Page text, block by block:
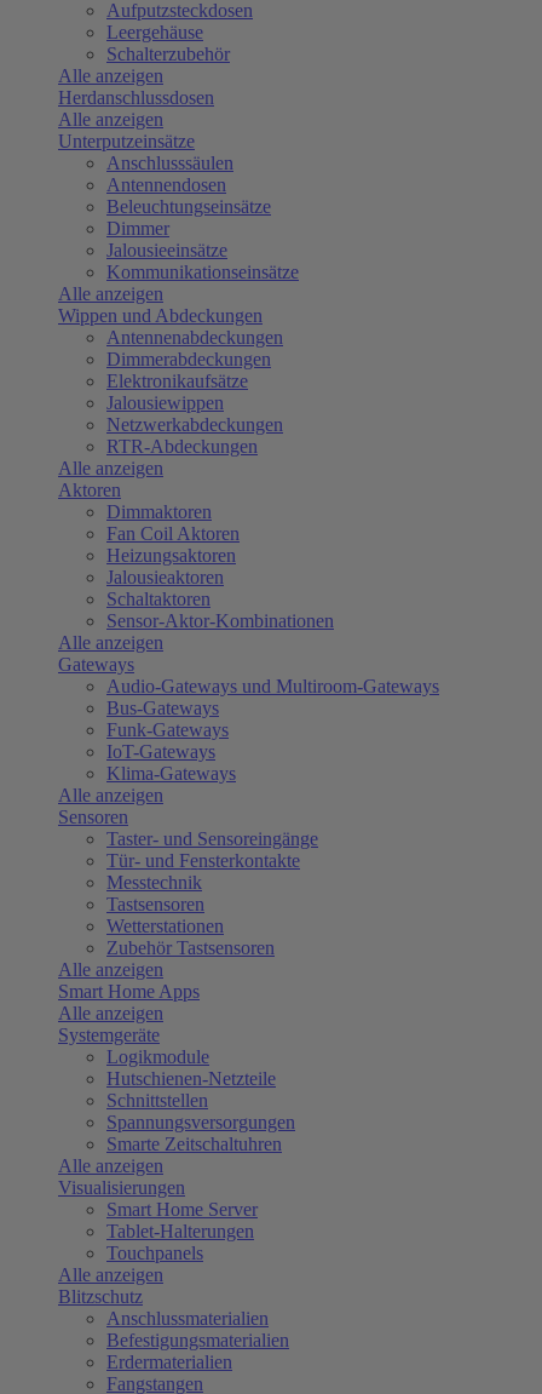
Aufputzsteckdosen
Leergehäuse
Schalterzubehör
Alle anzeigen
Herdanschlussdosen
Alle anzeigen
Unterputzeinsätze
Anschlusssäulen
Antennendosen
Beleuchtungseinsätze
Dimmer
Jalousieeinsätze
Kommunikationseinsätze
Alle anzeigen
Wippen und Abdeckungen
Antennenabdeckungen
Dimmerabdeckungen
Elektronikaufsätze
Jalousiewippen
Netzwerkabdeckungen
RTR-Abdeckungen
Alle anzeigen
Aktoren
Dimmaktoren
Fan Coil Aktoren
Heizungsaktoren
Jalousieaktoren
Schaltaktoren
Sensor-Aktor-Kombinationen
Alle anzeigen
Gateways
Audio-Gateways und Multiroom-Gateways
Bus-Gateways
Funk-Gateways
IoT-Gateways
Klima-Gateways
Alle anzeigen
Sensoren
Taster- und Sensoreingänge
Tür- und Fensterkontakte
Messtechnik
Tastsensoren
Wetterstationen
Zubehör Tastsensoren
Alle anzeigen
Smart Home Apps
Alle anzeigen
Systemgeräte
Logikmodule
Hutschienen-Netzteile
Schnittstellen
Spannungsversorgungen
Smarte Zeitschaltuhren
Alle anzeigen
Visualisierungen
Smart Home Server
Tablet-Halterungen
Touchpanels
Alle anzeigen
Blitzschutz
Anschlussmaterialien
Befestigungsmaterialien
Erdermaterialien
Fangstangen